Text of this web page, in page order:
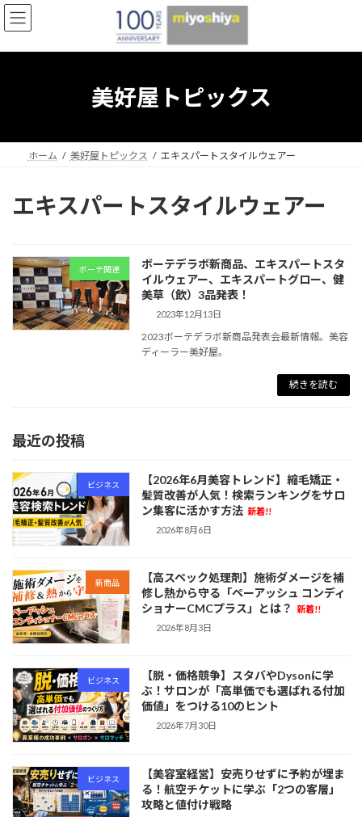
コ
ン
ン
ナ
ビ
ー
美好屋トピックス
ホーム 美好屋トピックス エキスパートスタイルウェアー
エキスパートスタイルウェアー
ボーテ関連
ボーテデラボ新商品、エキスパートスタ
イルウェアー、エキスパートグロー、健
美草（飲）3品発表！
2023年12月13日
2023ボーテデラボ新商品発表会最新情報。美容
ディーラー美好屋。
続きを読む
最近の投稿
ビジネス
【2026年6月美容トレンド】縮毛矯正・
髪質改善が人気！検索ランキングをサロ
ン集客に活かす方法 新着!!
2026年8月6日
新商品
【高スペック処理剤】施術ダメージを補
修し熱から守る「ペーアッシュ コンディ
ショナーCMCプラス」とは？
新着!!
2026年8月3日
ビジネス
【脱・価格競争】スタバやDysonに学
ぶ！サロンが「高単価でも選ばれる付加
価値」をつける10のヒント
2026年7月30日
ビジネス
【美容室経営】安売りせずに予約が埋ま
る！航空チケットに学ぶ「2つの客層」
攻略と値付け戦略